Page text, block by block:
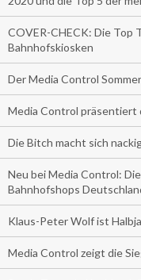
COVER-CHECK: Die Top
Bahnhofskiosken
Der Media Control
Media Control präsentiert
Die Bitch macht sich
Neu bei Media Control:
Bahnhofshops
Klaus-Peter Wolf ist
Media Control zeigt die